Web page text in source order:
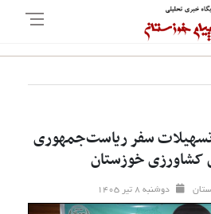
سفر ریاست‌جمهوری
کشاورزی خوزستان
دوشنبه ۸ تير ۱۴۰۵